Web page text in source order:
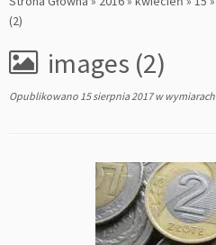
(2)
images (2)
Opublikowano 15 sierpnia 2017w wymiarach